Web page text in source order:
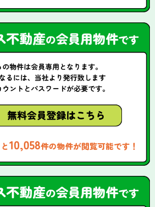
10,058件の物件が閲覧可能です！